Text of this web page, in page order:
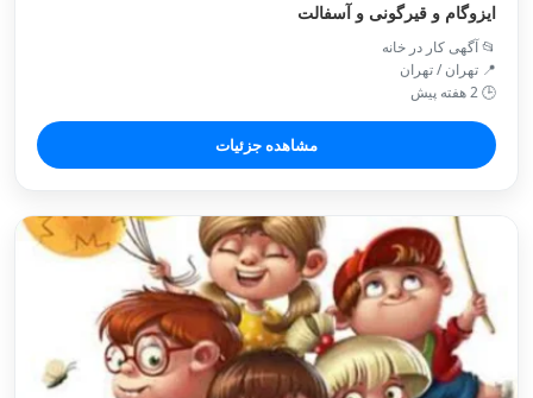
ایزوگام و قیرگونی و آسفالت
📂 آگهی کار در خانه
📍 تهران / تهران
🕒 2 هفته پیش
مشاهده جزئیات